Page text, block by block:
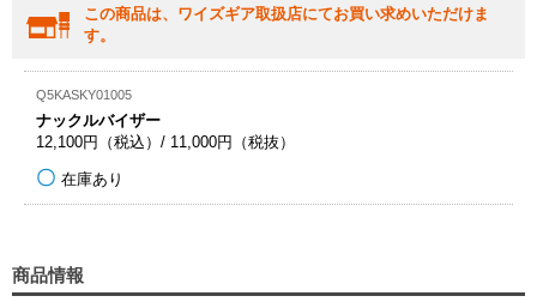
この商品は、ワイズギア取扱店にてお買い求めいただけま
す。
Q5KASKY01005
ナックルバイザー
12,100円（税込）/ 11,000円（税抜）
在庫あり
商品情報